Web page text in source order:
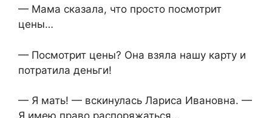
— Мама сказала, что просто посмотрит
цены…
— Посмотрит цены? Она взяла нашу карту и
потратила деньги!
— Я мать! — вскинулась Лариса Ивановна. —